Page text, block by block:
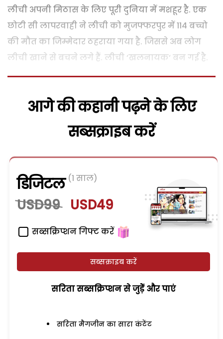
लीची अपनी मिठास के लिए पूरी दुनिया में मशहूर है. एक
छोटी सी लापरवाही ने लीची को मुजफ्फरपुर में 114 बच्चो
की मौत का जिम्मेदार ठहराया गया है. जिससे अब लोग
लीची खाने से बचने लगे हैं. लीची ‘खलनायक‘ बन गई है.
आगे की कहानी पढ़ने के लिए
सब्सक्राइब करें
डिजिटल (1 साल)
USD99 USD49
सब्सक्रिप्शन गिफ्ट करें
सब्सक्राइब करें
सरिता सब्सक्रिप्शन से जुड़ेें और पाएं
सरिता मैगजीन का सारा कंटेंट